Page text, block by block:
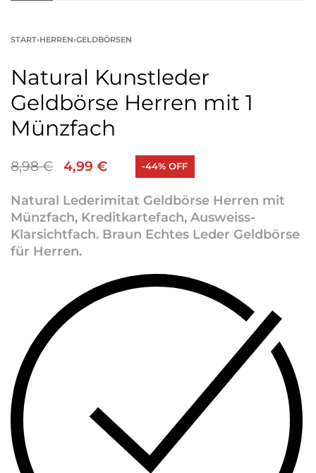
START›HERREN›GELDBÖRSEN
Natural Kunstleder
Geldbörse Herren mit 1
Münzfach
8,98€ 4,99 € -44% OFF
Natural Lederimitat Geldbörse Herren mit
Münzfach, Kreditkartefach, Ausweiss-
Klarsichtfach. Braun Echtes Leder Geldbörse
für Herren.